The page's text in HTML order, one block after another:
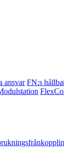
ansvar FN:s